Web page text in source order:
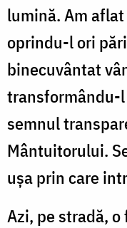
lumină. Am
oprindu-l ori
binecuvântat
transformându-
semnul
Mântuitorului.
ușa prin care
Azi, pe stradă,